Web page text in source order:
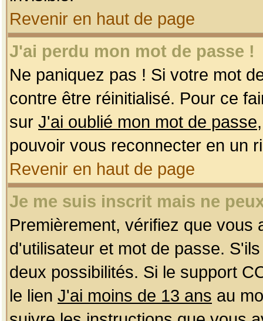
Revenir en haut de page
J'ai perdu mon mot de passe !
Ne paniquez pas ! Si votre mot
contre être réinitialisé. Pour ce
sur J'ai oublié mon mot de passe
pouvoir vous reconnecter en un
Revenir en haut de page
Je me suis inscrit mais ne
Premièrement, vérifiez que
d'utilisateur et mot de passe.
deux possibilités. Si le support
le lien J'ai moins de 13 ans au